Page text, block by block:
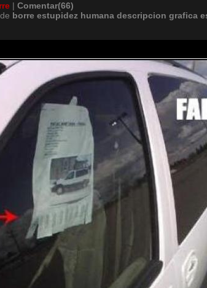
| Comentar(66)
borre estupidez humana descripcion grafica